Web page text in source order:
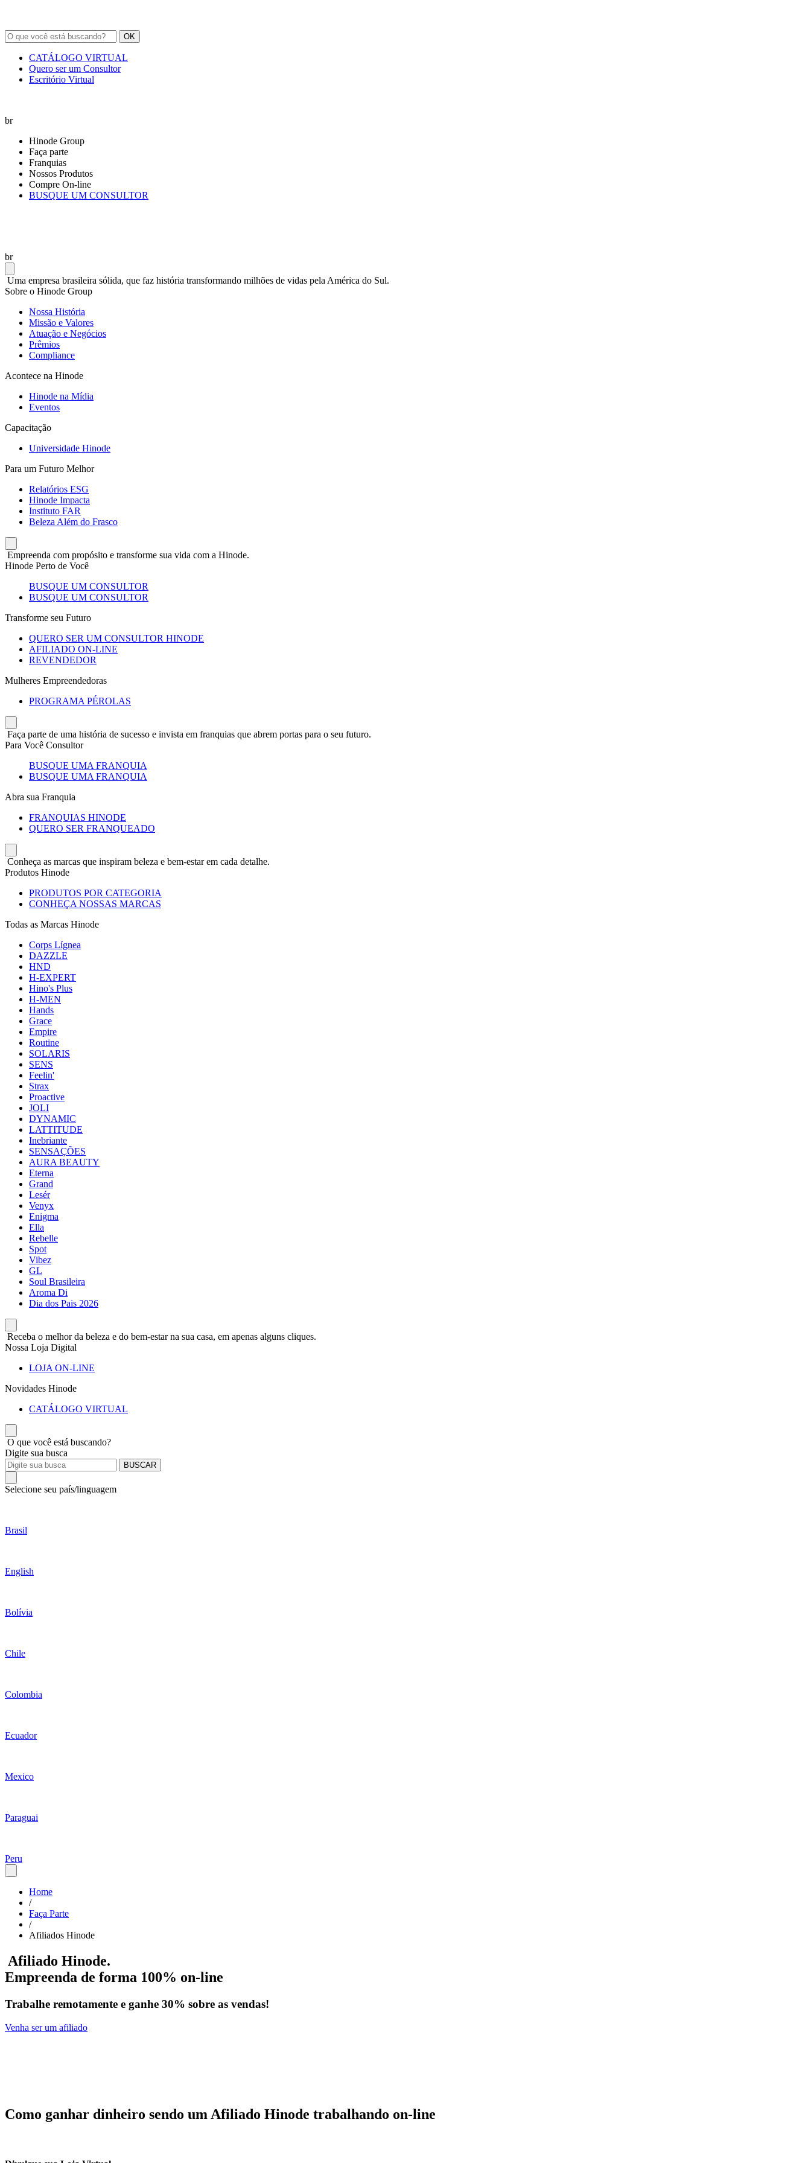
OK
CATÁLOGO VIRTUAL
Quero ser um Consultor
Escritório Virtual
br
Hinode Group
Faça parte
Franquias
Nossos Produtos
Compre On-line
BUSQUE UM CONSULTOR
br
Uma empresa brasileira sólida, que faz história transformando milhões de vidas pela América do Sul.
Sobre o Hinode Group
Nossa História
Missão e Valores
Atuação e Negócios
Prêmios
Compliance
Acontece na Hinode
Hinode na Mídia
Eventos
Capacitação
Universidade Hinode
Para um Futuro Melhor
Relatórios ESG
Hinode Impacta
Instituto FAR
Beleza Além do Frasco
Empreenda com propósito e transforme sua vida com a Hinode.
Hinode Perto de Você
BUSQUE UM CONSULTOR
BUSQUE UM CONSULTOR
Transforme seu Futuro
QUERO SER UM CONSULTOR HINODE
AFILIADO ON-LINE
REVENDEDOR
Mulheres Empreendedoras
PROGRAMA PÉROLAS
Faça parte de uma história de sucesso e invista em franquias que abrem portas para o seu futuro.
Para Você Consultor
BUSQUE UMA FRANQUIA
BUSQUE UMA FRANQUIA
Abra sua Franquia
FRANQUIAS HINODE
QUERO SER FRANQUEADO
Conheça as marcas que inspiram beleza e bem-estar em cada detalhe.
Produtos Hinode
PRODUTOS POR CATEGORIA
CONHEÇA NOSSAS MARCAS
Todas as Marcas Hinode
Corps Lígnea
DAZZLE
HND
H-EXPERT
Hino's Plus
H-MEN
Hands
Grace
Empire
Routine
SOLARIS
SENS
Feelin'
Strax
Proactive
JOLI
DYNAMIC
LATTITUDE
Inebriante
SENSAÇÕES
AURA BEAUTY
Eterna
Grand
Lesér
Venyx
Enigma
Ella
Rebelle
Spot
Vibez
GL
Soul Brasileira
Aroma Di
Dia dos Pais 2026
Receba o melhor da beleza e do bem-estar na sua casa, em apenas alguns cliques.
Nossa Loja Digital
LOJA ON-LINE
Novidades Hinode
CATÁLOGO VIRTUAL
O que você está buscando?
Digite sua busca
BUSCAR
Selecione seu país/linguagem
Brasil
English
Bolívia
Chile
Colombia
Ecuador
Mexico
Paraguai
Peru
Home
/
Faça Parte
/
Afiliados Hinode
Afiliado Hinode.
Empreenda de forma 100% on-line
Trabalhe remotamente e ganhe 30% sobre as vendas!
Venha ser um afiliado
Como ganhar dinheiro sendo um Afiliado Hinode trabalhando on-line